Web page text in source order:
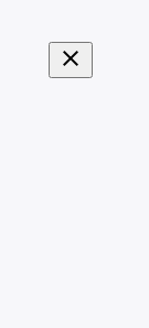
close